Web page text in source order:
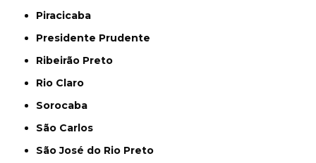
Piracicaba
Presidente Prudente
Ribeirão Preto
Rio Claro
Sorocaba
São Carlos
São José do Rio Preto